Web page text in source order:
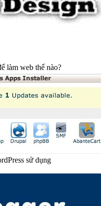
làm web thế nào?
sử dụng